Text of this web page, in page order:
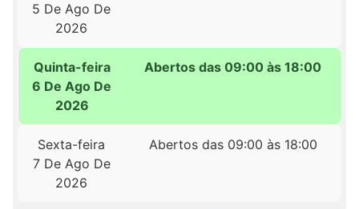
5 De Ago De
2026
Quinta-feira
6 De Ago De
2026
Abertos das 09:00 às 18:00
Sexta-feira
7 De Ago De
2026
Abertos das 09:00 às 18:00